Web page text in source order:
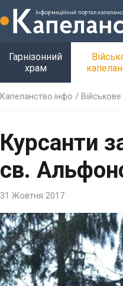
Гарнізонний
храм
Капеланство.інфо /
Курсанти
св.
31 Жовтня 2017